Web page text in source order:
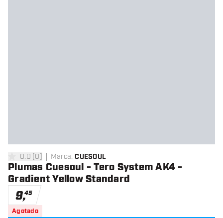
0 estrellas de puntuación
0.0 [0] Marca: CUESOUL
Plumas Cuesoul - Tero System AK4 -
Gradient Yellow Standard
9,45
Agotado